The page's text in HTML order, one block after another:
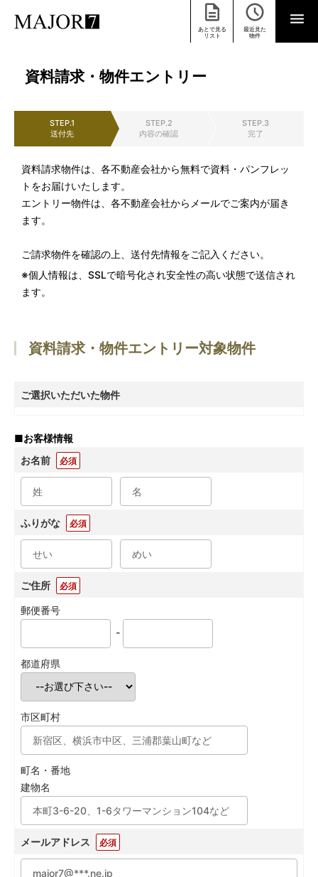
あとで見る
リスト
最近見た
物件
資料請求・物件エントリー
STEP.1
送付先
STEP.2
内容の確認
STEP.3
完了
資料請求物件は、各不動産会社から無料で資料・パンフレッ
トをお届けいたします。
エントリー物件は、各不動産会社からメールでご案内が届き
ます。
ご請求物件を確認の上、送付先情報をご記入ください。
※個人情報は、SSLで暗号化され安全性の高い状態で送信され
ます。
資料請求・物件エントリー対象物件
ご選択いただいた物件
■お客様情報
お名前
必須
ふりがな 必須
ご住所 必須
郵便番号
-
都道府県
市区町村
町名・番地
建物名
メールアドレス 必須